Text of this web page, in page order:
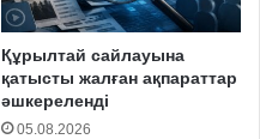
Құрылтай сайлауына
қатысты жалған ақпараттар
әшкереленді
05.08.2026